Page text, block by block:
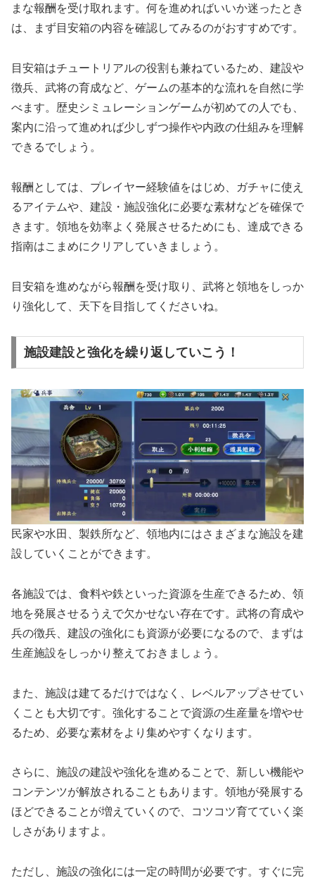
まな報酬を受け取れます。何を進めればいいか迷ったとき
は、まず目安箱の内容を確認してみるのがおすすめです。
目安箱はチュートリアルの役割も兼ねているため、建設や
徴兵、武将の育成など、ゲームの基本的な流れを自然に学
べます。歴史シミュレーションゲームが初めての人でも、
案内に沿って進めれば少しずつ操作や内政の仕組みを理解
できるでしょう。
報酬としては、プレイヤー経験値をはじめ、ガチャに使え
るアイテムや、建設・施設強化に必要な素材などを確保で
きます。領地を効率よく発展させるためにも、達成できる
指南はこまめにクリアしていきましょう。
目安箱を進めながら報酬を受け取り、武将と領地をしっか
り強化して、天下を目指してくださいね。
施設建設と強化を繰り返していこう！
民家や水田、製鉄所など、領地内にはさまざまな施設を建
設していくことができます。
各施設では、食料や鉄といった資源を生産できるため、領
地を発展させるうえで欠かせない存在です。武将の育成や
兵の徴兵、建設の強化にも資源が必要になるので、まずは
生産施設をしっかり整えておきましょう。
また、施設は建てるだけではなく、レベルアップさせてい
くことも大切です。強化することで資源の生産量を増やせ
るため、必要な素材をより集めやすくなります。
さらに、施設の建設や強化を進めることで、新しい機能や
コンテンツが解放されることもあります。領地が発展する
ほどできることが増えていくので、コツコツ育てていく楽
しさがありますよ。
ただし、施設の強化には一定の時間が必要です。すぐに完